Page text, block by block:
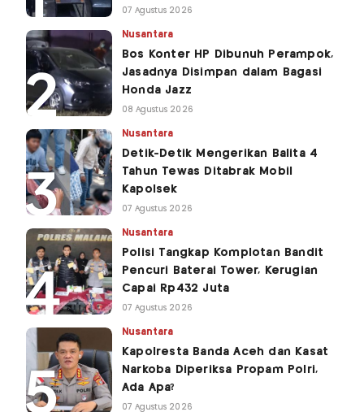
07 Agustus 2026
Nusantara
Bos Konter HP Dibunuh Perampok,
Jasadnya Disimpan dalam Bagasi
Honda Jazz
08 Agustus 2026
Nusantara
Detik-Detik Mengerikan Balita 4
Tahun Tewas Ditabrak Mobil
Kapolsek
07 Agustus 2026
Nusantara
Polisi Tangkap Komplotan Bandit
Pencuri Baterai Tower, Kerugian
Capai Rp432 Juta
07 Agustus 2026
Nusantara
Kapolresta Banda Aceh dan Kasat
Narkoba Diperiksa Propam Polri,
Ada Apa?
07 Agustus 2026